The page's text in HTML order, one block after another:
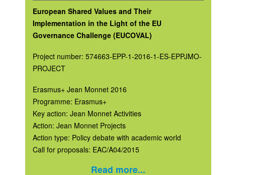
European Shared Values and Their
Implementation in the Light of the EU
Governance Challenge (EUCOVAL)
Project number: 574663-EPP-1-2016-1-ES-EPPJMO-
PROJECT
Erasmus+ Jean Monnet 2016
Programme: Erasmus+
Key action: Jean Monnet Activities
Action: Jean Monnet Projects
Action type: Policy debate with academic world
Call for proposals: EAC/A04/2015
Read more...